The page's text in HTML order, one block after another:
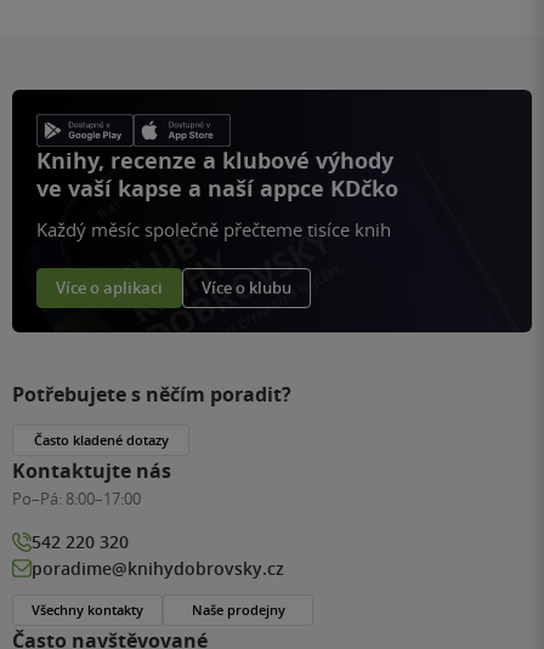
Knihy, recenze a klubové výhody
ve vaší kapse a naší appce KDčko
Každý měsíc společně přečteme tisíce knih
Více o aplikaci Více o klubu
Často navštěvované
Potřebujete s něčím poradit?
Často kladené dotazy
Kontaktujte nás
Po–Pá: 8:00–17:00
542 220 320
poradime@knihydobrovsky.cz
Všechny kontakty Naše prodejny